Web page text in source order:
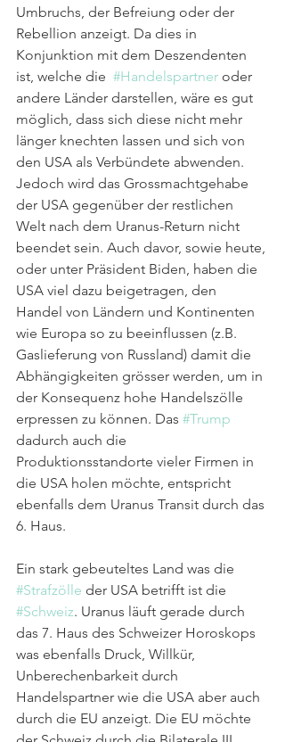
Umbruchs, der Befreiung oder der
Rebellion anzeigt. Da dies in
Konjunktion mit dem Deszendenten
ist, welche die #Handelspartner oder
andere Länder darstellen, wäre es gut
möglich, dass sich diese nicht mehr
länger knechten lassen und sich von
den USA als Verbündete abwenden.
Jedoch wird das Grossmachtgehabe
der USA gegenüber der restlichen
Welt nach dem Uranus-Return nicht
beendet sein. Auch davor, sowie heute,
oder unter Präsident Biden, haben die
USA viel dazu beigetragen, den
Handel von Ländern und Kontinenten
wie Europa so zu beeinflussen (z.B.
Gaslieferung von Russland) damit die
Abhängigkeiten grösser werden, um in
der Konsequenz hohe Handelszölle
erpressen zu können. Das #Trump
dadurch auch die
Produktionsstandorte vieler Firmen in
die USA holen möchte, entspricht
ebenfalls dem Uranus Transit durch das
6. Haus.
Ein stark gebeuteltes Land was die
#Strafzölle der USA betrifft ist die
#Schweiz. Uranus läuft gerade durch
das 7. Haus des Schweizer Horoskops
was ebenfalls Druck, Willkür,
Unberechenbarkeit durch
Handelspartner wie die USA aber auch
durch die EU anzeigt. Die EU möchte